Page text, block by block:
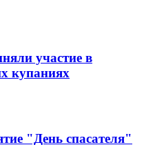
участие в
купаниях
"День спасателя"